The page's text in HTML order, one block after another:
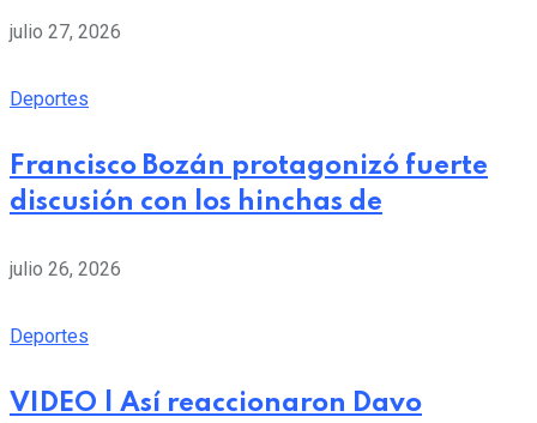
julio 27, 2026
Deportes
Francisco Bozán protagonizó fuerte
discusión con los hinchas de
julio 26, 2026
Deportes
VIDEO | Así reaccionaron Davo